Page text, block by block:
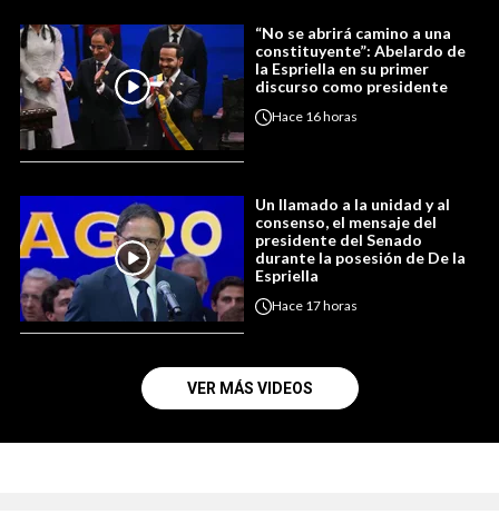
“No se abrirá camino a una
constituyente”: Abelardo de
la Espriella en su primer
discurso como presidente
Hace 16 horas
Un llamado a la unidad y al
consenso, el mensaje del
presidente del Senado
durante la posesión de De la
Espriella
Hace 17 horas
VER MÁS VIDEOS